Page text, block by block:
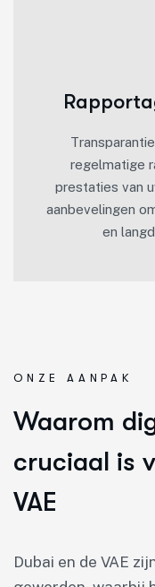
regelmatige
prestaties van
aanbevelingen
en
ONZE AANPAK
Waarom
cruciaal is
VAE
Dubai en de VAE